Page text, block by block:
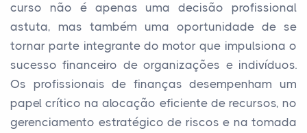
curso não é apenas uma decisão profissional
astuta, mas também uma oportunidade de se
tornar parte integrante do motor que impulsiona o
sucesso financeiro de organizações e indivíduos.
Os profissionais de finanças desempenham um
papel crítico na alocação eficiente de recursos, no
gerenciamento estratégico de riscos e na tomada